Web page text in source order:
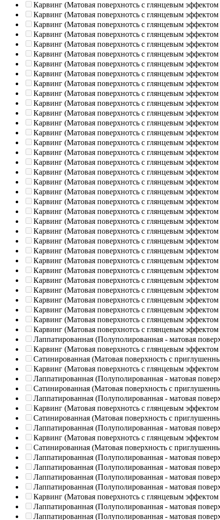
Карвинг (Матовая поверхнотсь с глянцевым эффектом
Карвинг (Матовая поверхнотсь с глянцевым эффектом
Карвинг (Матовая поверхнотсь с глянцевым эффектом
Карвинг (Матовая поверхнотсь с глянцевым эффектом
Карвинг (Матовая поверхнотсь с глянцевым эффектом
Карвинг (Матовая поверхнотсь с глянцевым эффектом
Карвинг (Матовая поверхнотсь с глянцевым эффектом
Карвинг (Матовая поверхнотсь с глянцевым эффектом
Карвинг (Матовая поверхнотсь с глянцевым эффектом
Карвинг (Матовая поверхнотсь с глянцевым эффектом
Карвинг (Матовая поверхнотсь с глянцевым эффектом
Карвинг (Матовая поверхнотсь с глянцевым эффектом
Карвинг (Матовая поверхнотсь с глянцевым эффектом
Карвинг (Матовая поверхнотсь с глянцевым эффектом
Карвинг (Матовая поверхнотсь с глянцевым эффектом
Карвинг (Матовая поверхнотсь с глянцевым эффектом
Карвинг (Матовая поверхнотсь с глянцевым эффектом
Карвинг (Матовая поверхнотсь с глянцевым эффектом
Карвинг (Матовая поверхнотсь с глянцевым эффектом
Карвинг (Матовая поверхнотсь с глянцевым эффектом
Карвинг (Матовая поверхнотсь с глянцевым эффектом
Карвинг (Матовая поверхнотсь с глянцевым эффектом
Карвинг (Матовая поверхнотсь с глянцевым эффектом
Карвинг (Матовая поверхнотсь с глянцевым эффектом
Карвинг (Матовая поверхнотсь с глянцевым эффектом
Карвинг (Матовая поверхнотсь с глянцевым эффектом
Карвинг (Матовая поверхнотсь с глянцевым эффектом
Карвинг (Матовая поверхнотсь с глянцевым эффектом
Карвинг (Матовая поверхнотсь с глянцевым эффектом
Карвинг (Матовая поверхнотсь с глянцевым эффектом
Карвинг (Матовая поверхнотсь с глянцевым эффектом
Карвинг (Матовая поверхнотсь с глянцевым эффектом
Карвинг (Матовая поверхнотсь с глянцевым эффектом
Карвинг (Матовая поверхнотсь с глянцевым эффектом
Лаппатированная (Полуполированная - матовая
Карвинг (Матовая поверхнотсь с глянцевым эффектом
Сатинированная (Матовая поверхность с
Карвинг (Матовая поверхнотсь с глянцевым эффектом
Лаппатированная (Полуполированная - матовая
Сатинированная (Матовая поверхность с
Лаппатированная (Полуполированная - матовая
Карвинг (Матовая поверхнотсь с глянцевым эффектом
Сатинированная (Матовая поверхность с
Лаппатированная (Полуполированная - матовая
Карвинг (Матовая поверхнотсь с глянцевым эффектом
Сатинированная (Матовая поверхность с
Лаппатированная (Полуполированная - матовая
Лаппатированная (Полуполированная - матовая
Лаппатированная (Полуполированная - матовая
Лаппатированная (Полуполированная - матовая
Карвинг (Матовая поверхнотсь с глянцевым эффектом
Лаппатированная (Полуполированная - матовая
Лаппатированная (Полуполированная - матовая